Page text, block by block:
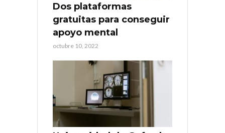
Dos plataformas
gratuitas para conseguir
apoyo mental
octubre 10, 2022